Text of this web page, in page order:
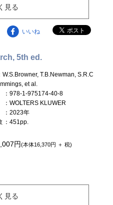
見る
いいね
5th ed.
W.S.Browner, T.B.Newman, S.R.C
et al.
：978-1-975174-40-8
：WOLTERS KLUWER
：2023年
：451pp.
円(本体16,370円 ＋ 税)
見る